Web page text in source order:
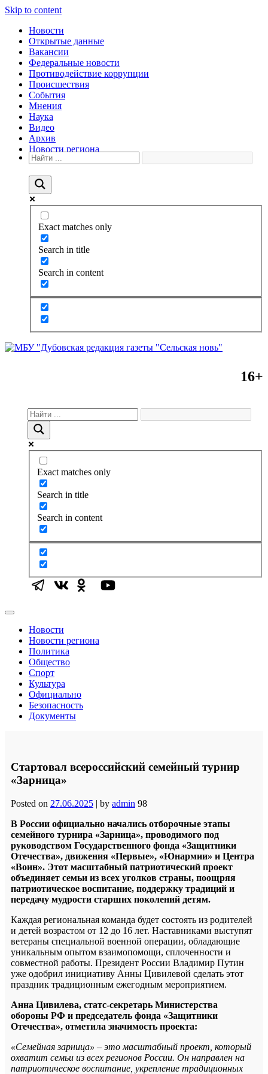
Skip to content
Новости
Открытые данные
Вакансии
Федеральные новости
Противодействие коррупции
Происшествия
События
Мнения
Наука
Видео
Архив
Новости региона
Exact matches only
Search in title
Search in content
16+
Exact matches only
Search in title
Search in content
Новости
Новости региона
Политика
Общество
Спорт
Культура
Официально
Безопасность
Документы
Стартовал всероссийский семейный турнир
«Зарница»
Posted on 27.06.2025 | by admin 98
В России официально начались отборочные этапы
семейного турнира «Зарница», проводимого под
руководством Государственного фонда «Защитники
Отечества», движения «Первые», «Юнармии» и Центра
«Воин». Этот масштабный патриотический проект
объединяет семьи из всех уголков страны, поощряя
патриотическое воспитание, поддержку традиций и
передачу мудрости старших поколений детям.
Каждая региональная команда будет состоять из родителей
и детей возрастом от 12 до 16 лет. Наставниками выступят
ветераны специальной военной операции, обладающие
уникальным опытом взаимопомощи, сплоченности и
совместной работы. Президент России Владимир Путин
уже одобрил инициативу Анны Цивилевой сделать этот
праздник традиционным ежегодным мероприятием.
Анна Цивилева, статс-секретарь Министерства
обороны РФ и председатель фонда «Защитники
Отечества», отметила значимость проекта:
«Семейная зарница» – это масштабный проект, который
охватит семьи из всех регионов России. Он направлен на
патриотическое воспитание, укрепление традиционных